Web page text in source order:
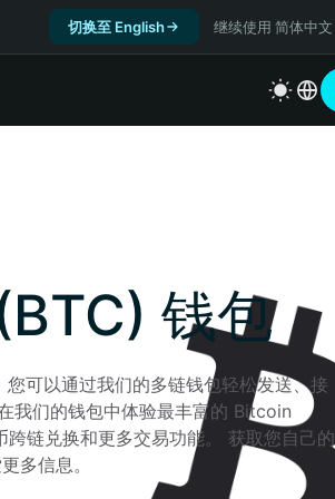
切换至 English 继续使用 简体中文
钱包
可以通过我们的多链钱包轻松发送、接
我们的钱包中体验最丰富的 Bitcoin
链兑换和更多交易功能。 获取您自己的
多信息。